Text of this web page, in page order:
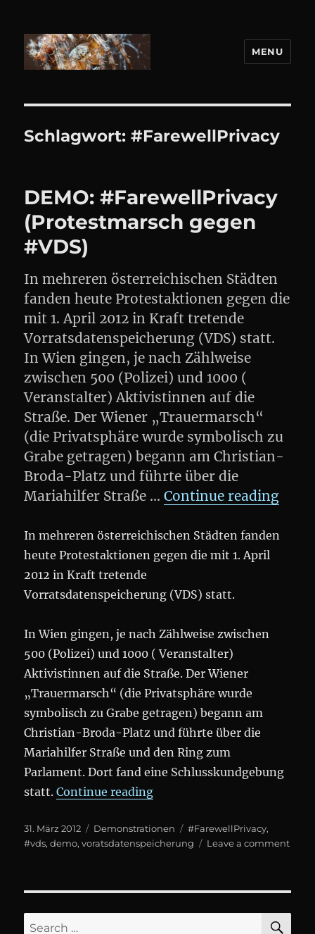
MENU
Schlagwort:#FarewellPrivacy
DEMO: #FarewellPrivacy
(Protestmarsch gegen
#VDS)
In mehreren österreichischen Städten
fanden heute Protestaktionen gegen die
mit 1. April 2012 in Kraft tretende
Vorratsdatenspeicherung (VDS) statt.
In Wien gingen, je nach Zählweise
zwischen 500 (Polizei) und 1000 (
Veranstalter) Aktivistinnen auf die
Straße. Der Wiener „Trauermarsch“
(die Privatsphäre wurde symbolisch zu
Grabe getragen) begann am Christian-
Broda-Platz und führte über die
Mariahilfer Straße …Continue reading
In mehreren österreichischen Städten fanden
heute Protestaktionen gegen die mit 1. April
2012 in Kraft tretende
Vorratsdatenspeicherung (VDS) statt.
In Wien gingen, je nach Zählweise zwischen
500 (Polizei) und 1000 ( Veranstalter)
Aktivistinnen auf die Straße. Der Wiener
„Trauermarsch“ (die Privatsphäre wurde
symbolisch zu Grabe getragen) begann am
Christian-Broda-Platz und führte über die
Mariahilfer Straße und den Ring zum
Parlament. Dort fand eine Schlusskundgebung
statt.Continue reading„DEMO: #FarewellPrivacy
Posted
on
31. März 2012 Categories
Demonstrationen Tags
#FarewellPrivacy,
#vds,demo,voratsdatenspeicherung Leave a commenton
Search